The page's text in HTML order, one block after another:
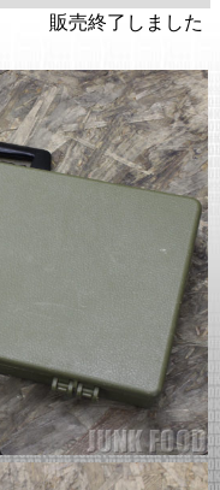
販売終了しました